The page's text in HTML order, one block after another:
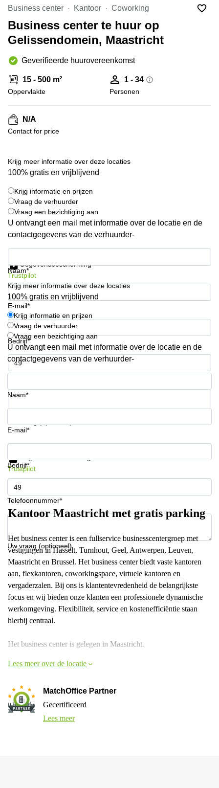
Hengelo
Hilversum
Hoofddorp
Deventer
Rotterdam
Tiel
Zwolle
Bodegraven-
Reeuwijk
Business
center
Arnhem
Business
Amsterdam
Westpoort
Business
center
Hilversum
Den
Haag
space
Breda
Coworking
Arnhem
Coworking
space
Hilversum
Coworking
space
Zwolle
Coworking
Haarlem
Kantoor
Huren
Hengelo
Nijmegen
Business center Kantoor Coworking
Business center te huur op
Gelissendomein, Maastricht
Geverifieerde huurovereenkomst
15 - 500 m²
Oppervlakte
1 - 34
Personen
N/A
Contact for price
Krijg meer informatie over deze locaties
100% gratis en vrijblijvend
Krijg informatie en prijzen
Vraag de verhuurder
Vraag een bezichtiging aan
U ontvangt een mail met informatie over de locatie en de
contactgegevens van de verhuurder-
Naam*
E-mail*
Bedrijf*
Telefoonnummer*
Gegevensbescherming
Trustpilot
Krijg meer informatie over deze locaties
100% gratis en vrijblijvend
Krijg informatie en prijzen
Vraag de verhuurder
Vraag een bezichtiging aan
U ontvangt een mail met informatie over de locatie en de
contactgegevens van de verhuurder-
Naam*
E-mail*
Bedrijf*
Telefoonnummer*
Uw vraag (optioneel)
Krijg informatie en prijzen
Trustpilot
Kantoor Maastricht met gratis parking
Het business center is een fullservice businesscentergroep met
vestigingen in Hasselt, Turnhout, Geel, Antwerpen, Leuven,
Maastricht en Brussel. Het business center biedt vaste kantoren
aan, flexkantoren, coworkingspace, virtuele kantoren en
vergaderzalen. Bij ons is klantentevredenheid de belangrijkste
focus en wij bieden onze klanten een professionele dynamische
werkomgeving. Flexibiliteit, service en kostenefficiëntie staan
hierbij centraal.
Het business center is gelegen in Maastricht.
Lees meer over de locatie
MatchOffice Partner
Gecertificeerd
Lees meer